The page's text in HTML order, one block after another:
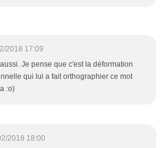
2018 17:09
Je pense que c'est la déformation
qui lui a fait orthographier ce mot
:o)
2018 18:00